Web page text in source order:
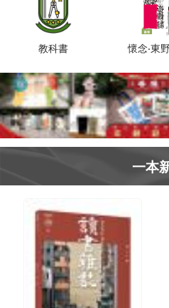
教科書 懷念‧東
一本